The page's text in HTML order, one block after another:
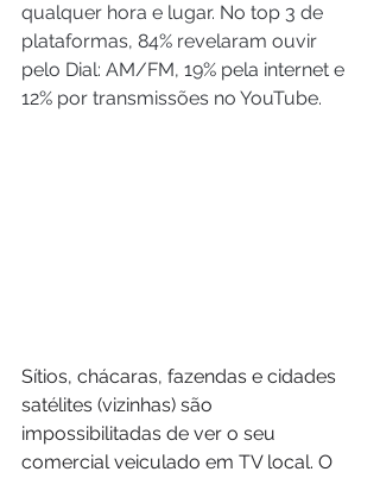
qualquer hora e lugar. No top 3 de
plataformas, 84% revelaram ouvir
pelo Dial: AM/FM, 19% pela internet e
12% por transmissões no YouTube.
Sítios, chácaras, fazendas e cidades
satélites (vizinhas) são
impossibilitadas de ver o seu
comercial veiculado em TV local. O